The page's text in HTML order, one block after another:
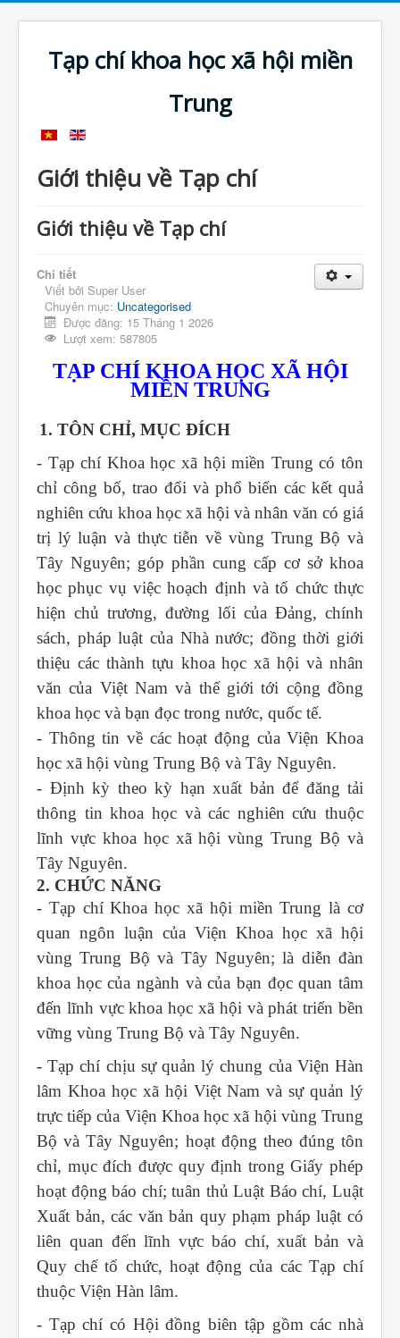
Tạp chí khoa học xã hội miền
Trung
Giới thiệu về Tạp chí
Giới thiệu về Tạp chí
Chi tiết
Viết bởi Super User
Chuyên mục: Uncategorised
Được đăng: 15 Tháng 1 2026
Lượt xem: 587805
TẠP CHÍ KHOA HỌC XÃ HỘI
MIỀN TRUNG
1. TÔN CHỈ, MỤC ĐÍCH
- Tạp chí Khoa học xã hội miền Trung có tôn
chỉ công bố, trao đổi và phổ biến các kết quả
nghiên cứu khoa học xã hội và nhân văn có giá
trị lý luận và thực tiễn về vùng Trung Bộ và
Tây Nguyên; góp phần cung cấp cơ sở khoa
học phục vụ việc hoạch định và tổ chức thực
hiện chủ trương, đường lối của Đảng, chính
sách, pháp luật của Nhà nước; đồng thời giới
thiệu các thành tựu khoa học xã hội và nhân
văn của Việt Nam và thế giới tới cộng đồng
khoa học và bạn đọc trong nước, quốc tế.
- Thông tin về các hoạt động của Viện Khoa
học xã hội vùng Trung Bộ và Tây Nguyên.
- Định kỳ theo kỳ hạn xuất bản để đăng tải
thông tin khoa học và các nghiên cứu thuộc
lĩnh vực khoa học xã hội vùng Trung Bộ và
Tây Nguyên.
2. CHỨC NĂNG
- Tạp chí Khoa học xã hội miền Trung là cơ
quan ngôn luận của Viện Khoa học xã hội
vùng Trung Bộ và Tây Nguyên; là diễn đàn
khoa học của ngành và của bạn đọc quan tâm
đến lĩnh vực khoa học xã hội và phát triển bền
vững vùng Trung Bộ và Tây Nguyên.
- Tạp chí chịu sự quản lý chung của Viện Hàn
lâm Khoa học xã hội Việt Nam và sự quản lý
trực tiếp của Viện Khoa học xã hội vùng Trung
Bộ và Tây Nguyên; hoạt động theo đúng tôn
chỉ, mục đích được quy định trong Giấy phép
hoạt động báo chí; tuân thủ Luật Báo chí, Luật
Xuất bản, các văn bản quy phạm pháp luật có
liên quan đến lĩnh vực báo chí, xuất bản và
Quy chế tổ chức, hoạt động của các Tạp chí
thuộc Viện Hàn lâm.
- Tạp chí có Hội đồng biên tập gồm các nhà